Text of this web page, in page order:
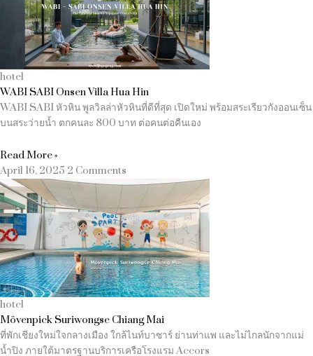
hotel
WABI SABI Onsen Villa Hua Hin
WABI SABI หัวหิน พูลวิลล่าหัวหินที่ดีที่สุด เปิดใหม่ พร้อมสระเรียวกังออนเซ็น
บนสระว่ายน้ำ ตกคนละ 800 บาท ต่อคนต่อคืนเอง
Read More »
April 16, 2025 2 Comments
hotel
Mövenpick Suriwongse Chiang Mai
ที่พักเชียงใหม่ใจกลางเมือง ใกล้ไนท์บาซาร์ ย่านท่าแพ และไม่ไกลนักจากแม่
น้ำปิง ภายใต้มาตรฐานบริการเครือโรงแรม Accors